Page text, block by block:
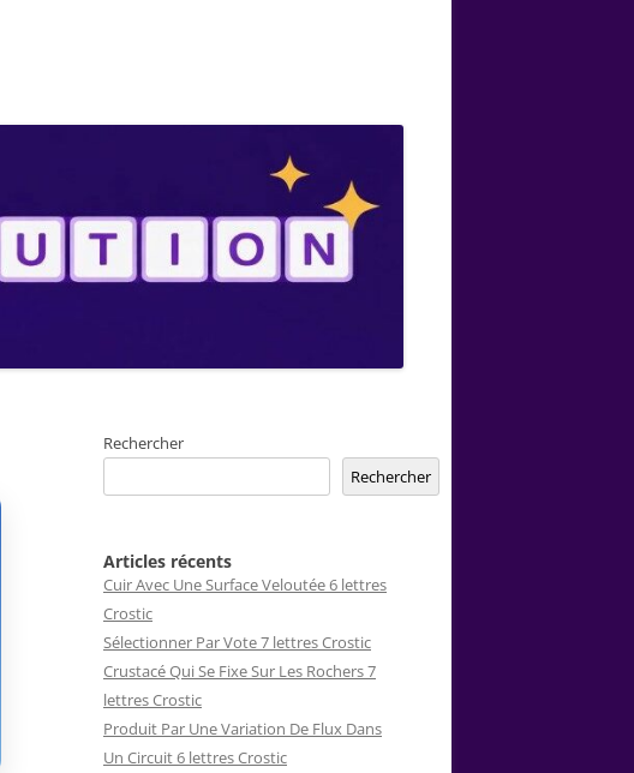
Rechercher
Rechercher
Articles récents
Cuir Avec Une Surface Veloutée 6 lettres
Crostic
Sélectionner Par Vote 7 lettres Crostic
Crustacé Qui Se Fixe Sur Les Rochers 7
lettres Crostic
Produit Par Une Variation De Flux Dans
Un Circuit 6 lettres Crostic